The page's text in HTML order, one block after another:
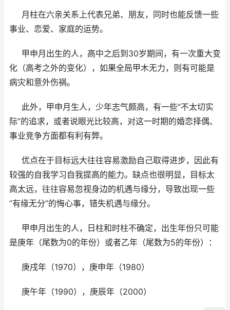
月柱在六亲关系上代表兄弟、朋友，同时也能反馈一些
事业、恋爱、家庭的运势。
甲申月出生的人，高中之后到30岁期间，有一次重大变
化（高考之外的变化），如果全局甲木无力，则有可能是
病灾和意外伤祸。
此外，甲申月生人，少年志气颇高，有一些“不太切实
际”的追求，或者说眼光比较高，对这一时期的婚恋择偶、
事业竞争方面都有利有弊。
优点在于目标远大往往容易激励自己取得进步，因此有
较强的自我学习自我提高的能力。缺点也很明显，目标太
高太远，往往容易忽视身边的机遇与缘分，导致出现一些
“有缘无分”的悔心事，错失机遇与缘分。
甲申月出生的人，日柱和时柱不确定，出生年份只可能
是庚年（尾数为0的年份）或者乙年（尾数为5的年份）：
庚戌年（1970），庚申年（1980）
庚午年（1990），庚辰年（2000）